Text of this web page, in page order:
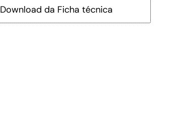
Download da Ficha técnica